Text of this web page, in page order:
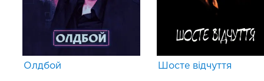
Олдбой Шосте відчуття